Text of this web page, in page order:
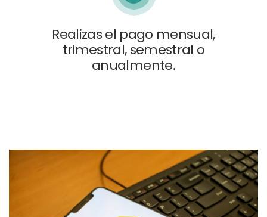
Realizas el pago mensual,
trimestral, semestral o
anualmente.